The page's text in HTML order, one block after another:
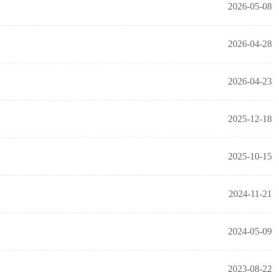
2026-05-08
2026-04-28
2026-04-23
2025-12-18
2025-10-15
2024-11-21
2024-05-09
2023-08-22